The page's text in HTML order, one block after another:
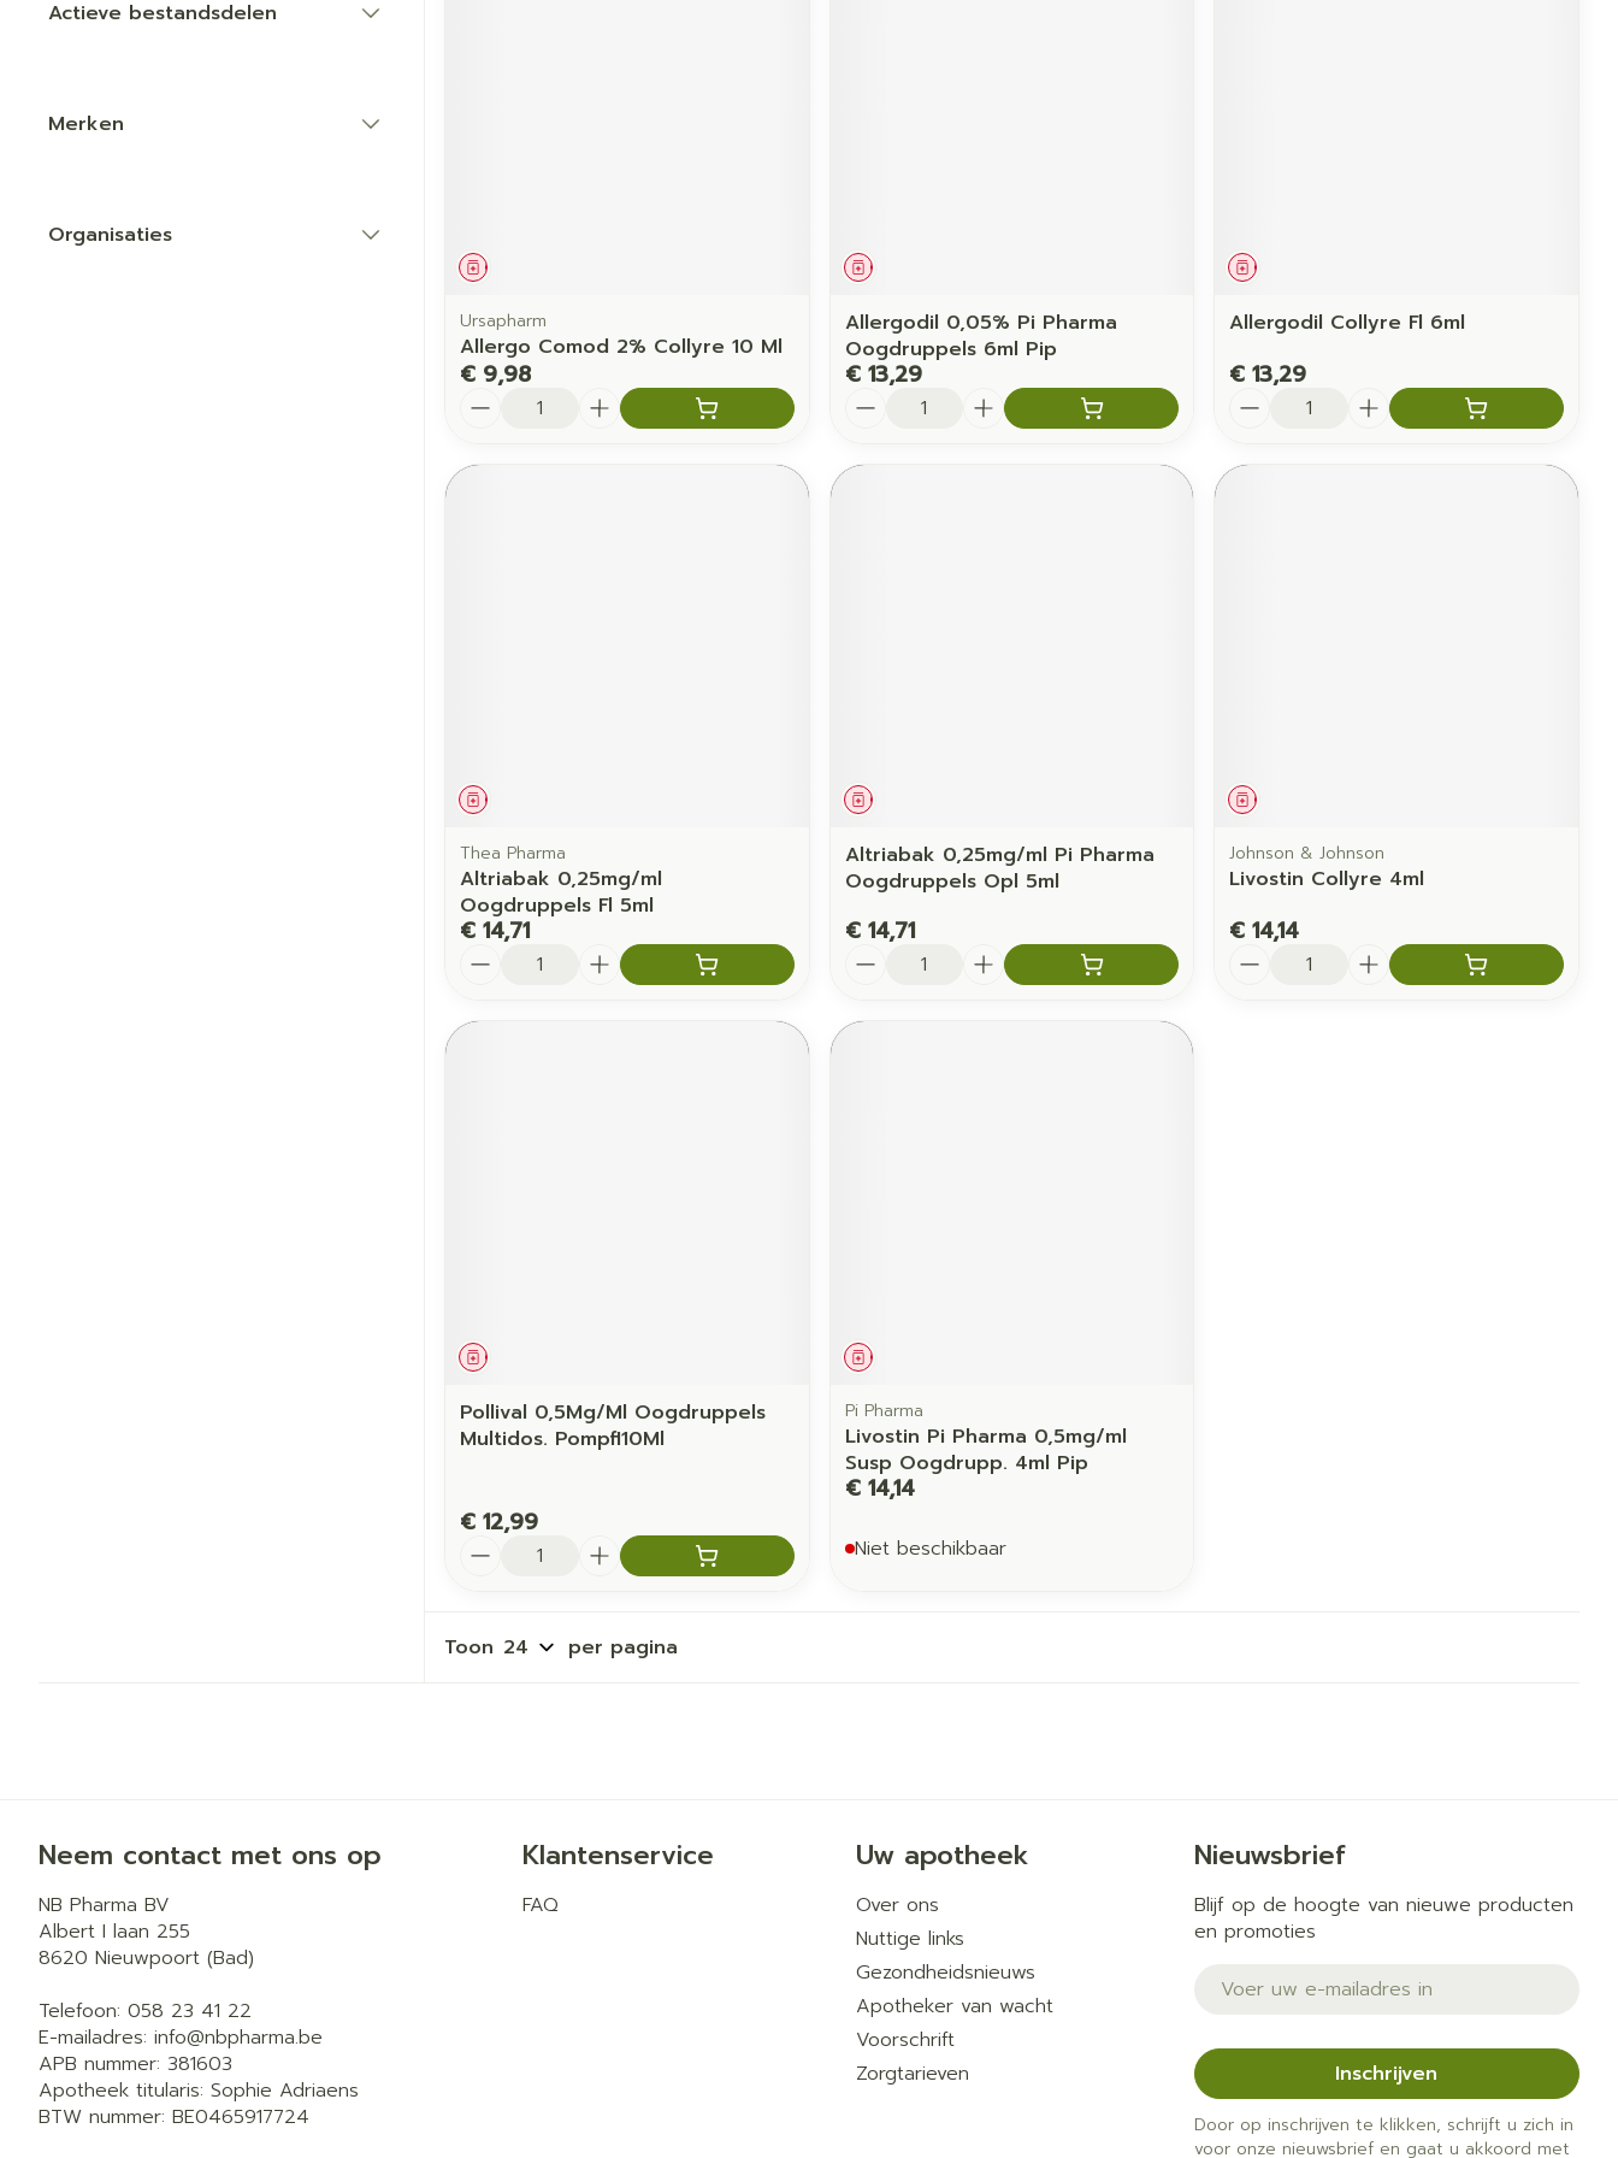
Actieve bestandsdelen
Merken
Organisaties
Geneesmiddel
Ursapharm
Allergo Comod 2% Collyre 10 Ml
€ 9,98
Geneesmiddel
Allergodil 0,05% Pi Pharma
Oogdruppels 6ml Pip
€ 13,29
Geneesmiddel
Allergodil Collyre Fl 6ml
€ 13,29
Geneesmiddel
Thea Pharma
Altriabak 0,25mg/ml
Oogdruppels Fl 5ml
€ 14,71
Geneesmiddel
Altriabak 0,25mg/ml Pi Pharma
Oogdruppels Opl 5ml
€ 14,71
Geneesmiddel
Johnson & Johnson
Livostin Collyre 4ml
€ 14,14
Geneesmiddel
Pollival 0,5Mg/Ml Oogdruppels
Multidos. Pompfl10Ml
€ 12,99
Geneesmiddel
Pi Pharma
Livostin Pi Pharma 0,5mg/ml
Susp Oogdrupp. 4ml Pip
€ 14,14
Niet beschikbaar
Toon per pagina
Neem contact met ons op
NB Pharma BV
Albert I laan 255
8620 Nieuwpoort (Bad)
Telefoon: 058 23 41 22
E-mailadres: info@nbpharma.be
APB nummer: 381603
Apotheek titularis: Sophie Adriaens
BTW nummer: BE0465917724
Klantenservice
FAQ
Uw apotheek
Over ons
Nuttige links
Gezondheidsnieuws
Apotheker van wacht
Voorschrift
Zorgtarieven
Nieuwsbrief
Blijf op de hoogte van nieuwe producten
en promoties
E-mail adres
Inschrijven
Door op inschrijven te klikken, schrijft u zich in
voor onze nieuwsbrief en gaat u akkoord met